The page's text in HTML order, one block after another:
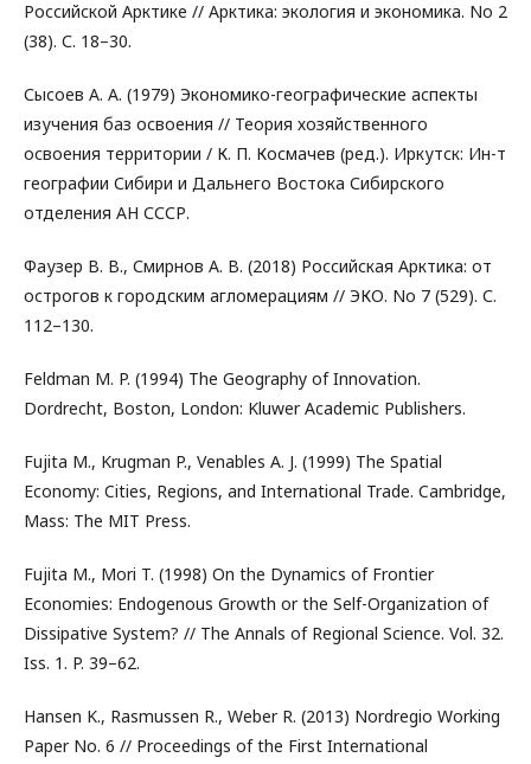
Российской Арктике // Арктика: экология и экономика. No 2
(38). С. 18–30.
Сысоев А. А. (1979) Экономико-географические аспекты
изучения баз освоения // Теория хозяйственного
освоения территории / К. П. Космачев (ред.). Иркутск: Ин-т
географии Сибири и Дальнего Востока Сибирского
отделения АН СССР.
Фаузер В. В., Смирнов А. В. (2018) Российская Арктика: от
острогов к городским агломерациям // ЭКО. No 7 (529). С.
112–130.
Feldman M. P. (1994) The Geography of Innovation.
Dordrecht, Boston, London: Kluwer Academic Publishers.
Fujita M., Krugman P., Venables A. J. (1999) The Spatial
Economy: Cities, Regions, and International Trade. Cambridge,
Mass: The MIT Press.
Fujita M., Mori T. (1998) On the Dynamics of Frontier
Economies: Endogenous Growth or the Self-Organization of
Dissipative System? // The Annals of Regional Science. Vol. 32.
Iss. 1. P. 39–62.
Hansen K., Rasmussen R., Weber R. (2013) Nordregio Working
Paper No. 6 // Proceedings of the First International